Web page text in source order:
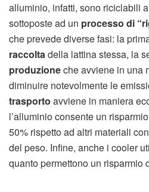
alluminio, infatti, sono riciclabili
sottoposte ad un processo di
che prevede diverse fasi: la
raccoltadella lattina stessa, la
produzioneche avviene in una
diminuire notevolmente le
trasporto avviene in maniera
l’alluminio consente un
50% rispetto ad altri materiali
del peso. Infine, anche i cooler
quanto permettono un risparmio